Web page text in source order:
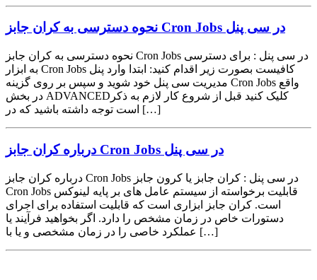
نحوه دسترسی به کران جابز Cron Jobs در سی پنل
نحوه دسترسی به کران جابز Cron Jobs در سی پنل : برای دسترسی
به ابزار Cron Jobs کافیست بصورت زیر اقدام کنید: ابتدا وارد پنل
مدیریت سی پنل خود شوید و سپس بر روی گزینه Cron Jobs واقع
در بخش ADVANCEDکلیک کنید قبل از شروع کار لازم به ذکر
است توجه داشته باشید که در […]
درباره کران جابز Cron Jobs در سی پنل
درباره کران جابز Cron Jobs در سی پنل : کران جابز یا کرون جابز
Cron Jobs قابلیت برخواسته از سیستم عامل های بر پایه لینوکس
است. کران جابز ابزاری است که قابلیت استفاده برای اجرای
دستورات خاص در زمان مشخص را دارد. اگر بخواهید فرآیند یا
عملکرد خاصی را در زمان مشخصی و یا با […]